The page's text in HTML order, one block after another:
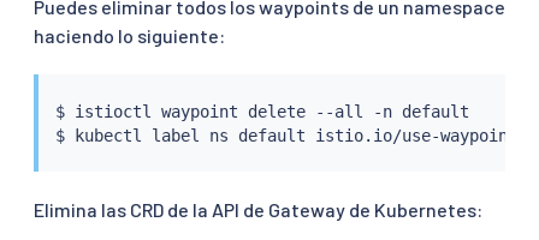
Puedes eliminar todos los waypoints de un namespace
haciendo lo siguiente:
$ istioctl
waypoint delete --all -n default
$
kubectl
Elimina las CRD de la API de Gateway de Kubernetes: